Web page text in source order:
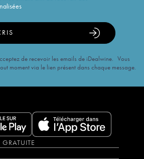
de recevoir les emails de iDealwine. Vous
moment via le lien présent dans chaque message.